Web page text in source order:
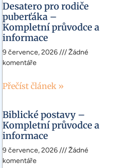
Desatero pro rodiče
puberťáka –
Kompletní průvodce a
informace
9 července, 2026
Žádné
komentáře
Přečíst článek »
Biblické postavy –
Kompletní průvodce a
informace
9 července, 2026
Žádné
komentáře